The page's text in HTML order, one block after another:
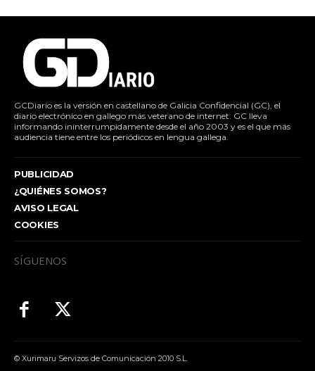
GCDiario es la versión en castellano de Galicia Confidencial (GC), el
diario electrónico en gallego más veterano de internet. GC lleva
informando ininterrumpidamente desde el año 2003 y es el que más
audiencia tiene entre los periódicos en lengua gallega.
PUBLICIDAD
¿QUIÉNES SOMOS?
AVISO LEGAL
COOKIES
SÍGUENOS
© Xurimaru Servizos de Comunicación 2010 S.L.